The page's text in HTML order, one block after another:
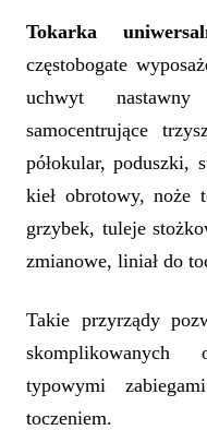
Tokarka
częstobogate
uchwyt nastawny
samocentrujące
półokular, poduszki,
kieł obrotowy, noże
grzybek, tuleje
zmianowe, liniał do
Takie przyrządy
skomplikowanych
typowymi
toczeniem.